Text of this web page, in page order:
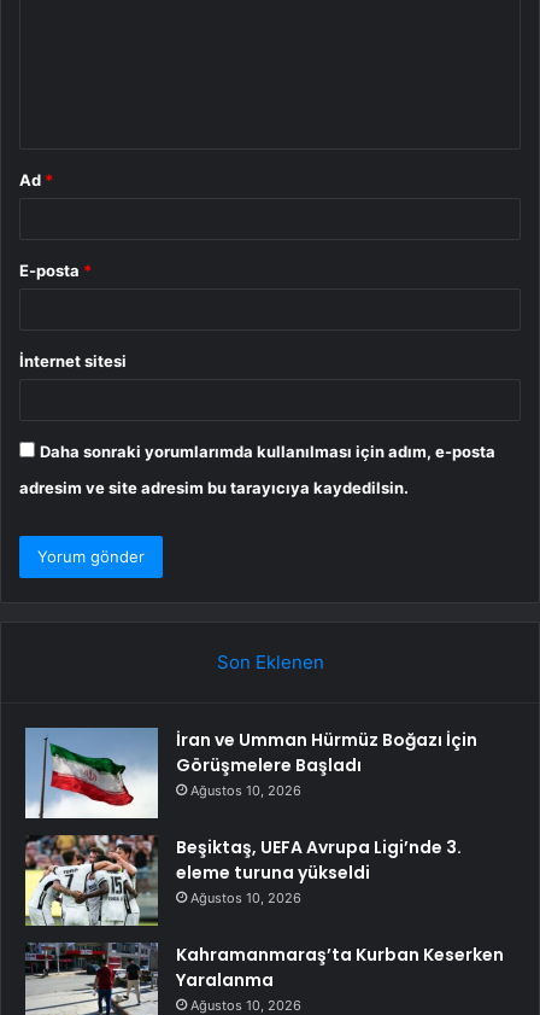
Ad *
E-posta *
İnternet sitesi
Daha sonraki yorumlarımda kullanılması için adım, e-posta
adresim ve site adresim bu tarayıcıya kaydedilsin.
Son Eklenen
İran ve Umman Hürmüz Boğazı İçin
Görüşmelere Başladı
Ağustos 10, 2026
Beşiktaş, UEFA Avrupa Ligi’nde 3.
eleme turuna yükseldi
Ağustos 10, 2026
Kahramanmaraş’ta Kurban Keserken
Yaralanma
Ağustos 10, 2026